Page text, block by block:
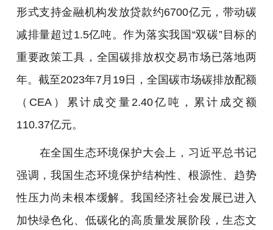
形式支持金融机构发放贷款约6700亿元，带动碳
减排量超过1.5亿吨。作为落实我国“双碳”目标的
重要政策工具，全国碳排放权交易市场已落地两
年。截至2023年7月19日，全国碳市场碳排放配额
（CEA）累计成交量2.40亿吨，累计成交额
110.37亿元。
在全国生态环境保护大会上，习近平总书记
强调，我国生态环境保护结构性、根源性、趋势
性压力尚未根本缓解。我国经济社会发展已进入
加快绿色化、低碳化的高质量发展阶段，生态文